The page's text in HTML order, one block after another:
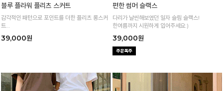
블루 플라워 플리츠 스커트
감각적인 패턴으로 포인트를 더한 플리츠 롱스커
트
하나만 입어도 세련된 무드가 완성되는 포인트 아
이템!
39,000원
편한 썸머 슬랙스
다리가 날씬해보였던 일자 슬림 슬랙스!
한여름까지 시원하게 입어주세요:)
39,000원